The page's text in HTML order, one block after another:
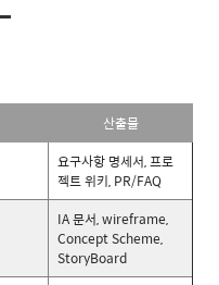
산출물
요구사항 명세서, 프로
젝트 위키, PR/FAQ
IA 문서, wireframe,
Concept Scheme,
StoryBoard